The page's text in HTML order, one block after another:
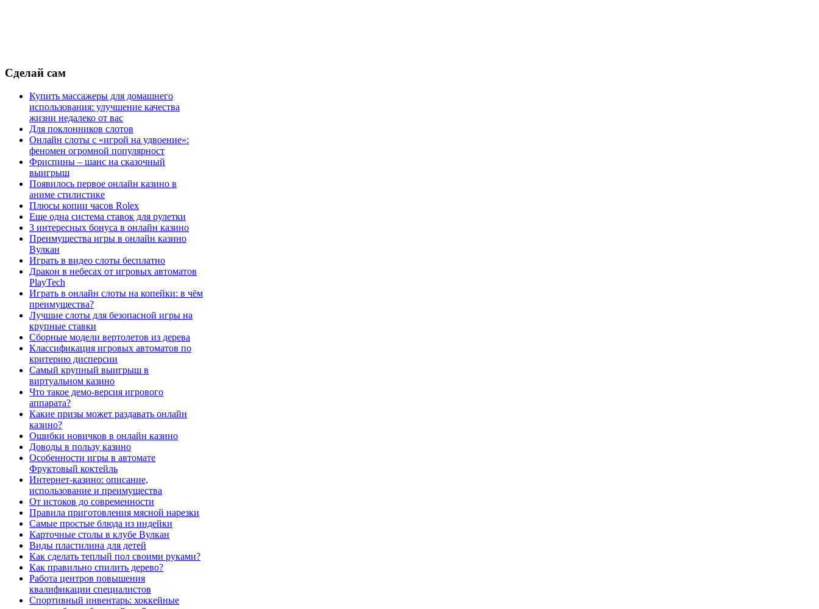
Сделай сам
Купить массажеры для домашнего
использования: улучшение качества
жизни недалеко от вас
Для поклонников слотов
Онлайн слоты с «игрой на удвоение»:
феномен огромной популярност
Фриспины – шанс на сказочный
выигрыш
Появилось первое онлайн казино в
аниме стилистике
Плюсы копии часов Rolex
Еще одна система ставок для рулетки
3 интересных бонуса в онлайн казино
Преимущества игры в онлайн казино
Вулкан
Играть в видео слоты бесплатно
Дракон в небесах от игровых автоматов
PlayTech
Играть в онлайн слоты на копейки: в чём
преимущества?
Лучшие слоты для безопасной игры на
крупные ставки
Сборные модели вертолетов из дерева
Классификация игровых автоматов по
критерию дисперсии
Самый крупный выигрыш в
виртуальном казино
Что такое демо-версия игрового
аппарата?
Какие призы может раздавать онлайн
казино?
Ошибки новичков в онлайн казино
Доводы в пользу казино
Особенности игры в автомате
Фруктовый коктейль
Интернет-казино: описание,
использование и преимущества
От истоков до современности
Правила приготовления мясной нарезки
Самые простые блюда из индейки
Карточные столы в клубе Вулкан
Виды пластилина для детей
Как сделать теплый пол своими руками?
Как правильно спилить дерево?
Работа центров повышения
квалификации специалистов
Спортивный инвентарь: хоккейные